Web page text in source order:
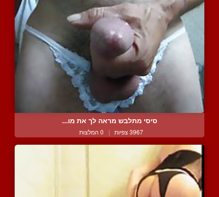
סיסי מתלבש מראה לך את מו...
3967 צפיות | 0 המלצות